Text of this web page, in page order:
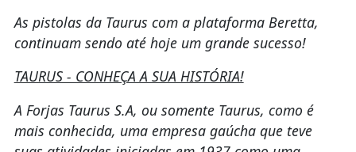
As pistolas da Taurus com a plataforma Beretta,
continuam sendo até hoje um grande sucesso!
TAURUS - CONHEÇA A SUA HISTÓRIA!
A Forjas Taurus S.A, ou somente Taurus, como é
mais conhecida, uma empresa gaúcha que teve